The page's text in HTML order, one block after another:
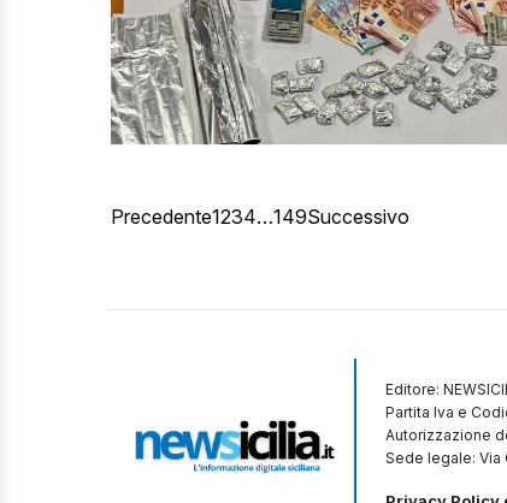
Precedente1234…149Successivo
Editore:
Partita Iva e
Autorizzazione
Sede legale: Via